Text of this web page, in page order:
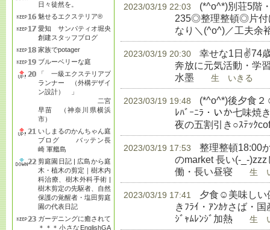
日々徒然を。
魅せるエクステリア®
愛知 サンパティオ堀央
創建スタッフブログ
家族でpotager
ブルーベリーな庭
「 一級エクステリアプ
ランナー （外構デザイ
ン設計） 」
二宮
早苗 （神奈川県横浜
市）
いしまるのかんちゃん庭
ブログ バッテン長
崎 軍艦島
剪庭園日記 | 広島から庭
木・植木の剪定｜樹木内
科治療、樹木外科手術 |
樹木剪定の先駆者、自然
保護の覚醒者・塩田剪庭
園の代表日記
ガーデニングに癒されて
＊＊＊小さなEnglishGA
2023/03/19 22:03
(*^o^*)別荘5階
235◎整理整頓◎片付
なり＼(^o^)／工夫余
2023/03/19 20:30
幸せな1日✌74
奔放に元気活動・学
水墨 生 いきる
2023/03/19 19:48
(*^o^*)後夕食
ﾚﾊﾞｰﾆﾗ・いか七味焼
夜の五割引き○ｽﾃｯｸ
2023/03/19 17:53
整理整頓18:00
のmarket 長い(-_-
働・長い昼寝 生 い
2023/03/19 17:41
夕食☺美味しい
きﾌﾗｲ・ｱﾝｶｹさば・
ｼﾞｬﾑﾚﾝｼﾞ加熱 生 い